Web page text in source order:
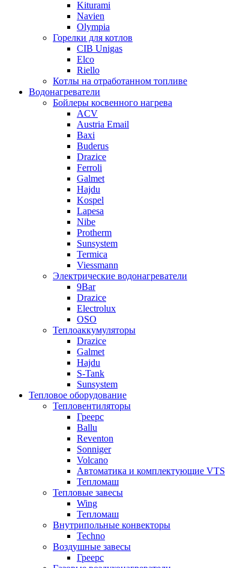
Kiturami
Navien
Olympia
Горелки для котлов
CIB Unigas
Elco
Riello
Котлы на отработанном топливе
Водонагреватели
Бойлеры косвенного нагрева
ACV
Austria Email
Baxi
Buderus
Drazice
Ferroli
Galmet
Hajdu
Kospel
Lapesa
Nibe
Protherm
Sunsystem
Termica
Viessmann
Электрические водонагреватели
9Bar
Drazice
Electrolux
OSO
Теплоаккумуляторы
Drazice
Galmet
Hajdu
S-Tank
Sunsystem
Тепловое оборудование
Тепловентиляторы
Греерс
Ballu
Reventon
Sonniger
Volcano
Автоматика и комплектующие VTS
Тепломаш
Тепловые завесы
Wing
Тепломаш
Внутрипольные конвекторы
Techno
Воздушные завесы
Греерс